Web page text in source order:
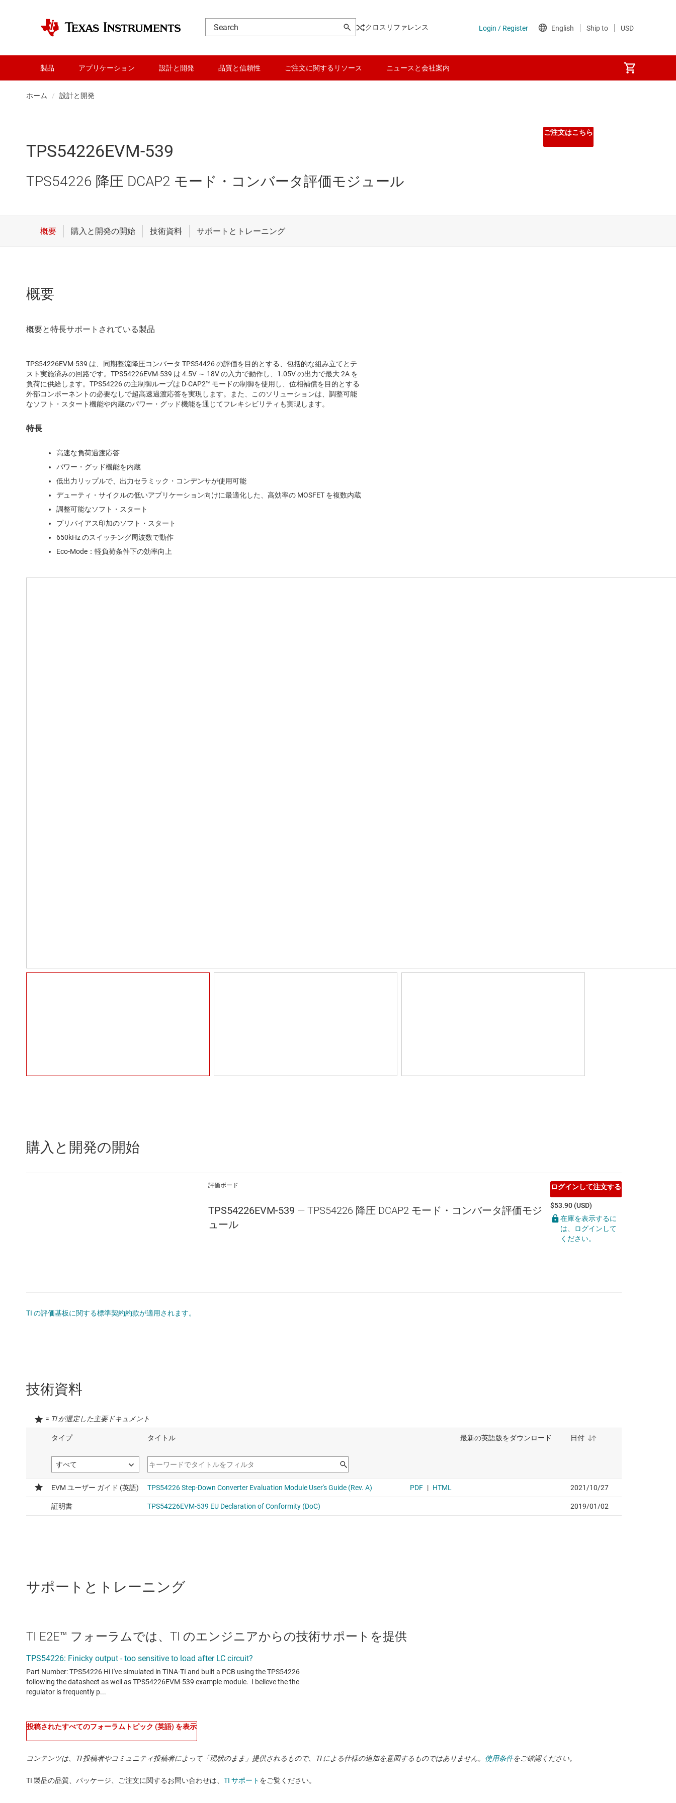
クロスリファレンス
製品 アプリケーション 設計と開発 品質と信頼性 ご注文に関するリソース ニュースと会社案内
ホーム 設計と開発
TPS54226EVM-539
TPS54226 降圧 DCAP2 モード・コンバータ評価モジュール
ご注文はこちら
概要
TPS54226EVM-539 は、同期整流降圧コンバータ TPS54426 の評価を目的とする、包括的な組み立てとテ
スト実施済みの回路です。TPS54226EVM-539 は 4.5V ～ 18V の入力で動作し、1.05V の出力で最大 2A を
負荷に供給します。TPS54226 の主制御ループは D-CAP2™ モードの制御を使用し、位相補償を目的とする
外部コンポーネントの必要なしで超高速過渡応答を実現します。また、このソリューションは、調整可能
なソフト・スタート機能や内蔵のパワー・グッド機能を通じてフレキシビリティも実現します。
特長
高速な負荷過渡応答
パワー・グッド機能を内蔵
低出力リップルで、出力セラミック・コンデンサが使用可能
デューティ・サイクルの低いアプリケーション向けに最適化した、高効率の MOSFET を複数内蔵
調整可能なソフト・スタート
プリバイアス印加のソフト・スタート
650kHz のスイッチング周波数で動作
Eco-Mode：軽負荷条件下の効率向上
購入と開発の開始
評価ボード
TPS54226EVM-539 — TPS54226 降圧 DCAP2 モード・コンバータ評価モジ
ュール
ログインして注文する
$53.90 (USD)
在庫を表示するに
は、ログインして
ください。
TI の評価基板に関する標準契約約款が適用されます。
技術資料
= TI が選定した主要ドキュメント
サポートとトレーニング
TI E2E™ フォーラムでは、TI のエンジニアからの技術サポートを提供
投稿されたすべてのフォーラムトピック (英語) を表示
コンテンツは、TI 投稿者やコミュニティ投稿者によって「現状のまま」提供されるもので、TI による仕様の追加を意図するものではありません。 使用条件をご確認ください。
TI 製品の品質、パッケージ、ご注文に関するお問い合わせは、 TI サポート をご覧ください。